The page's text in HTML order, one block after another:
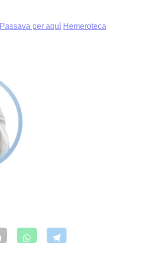
Passava per aquí Hemeroteca